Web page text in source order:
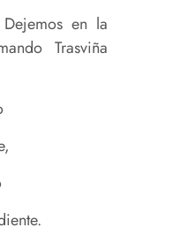
en la
Trasviña